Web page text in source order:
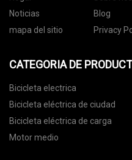
Noticias
Blog
mapa del sitio
Privacy
CATEGORIA DE
Bicicleta electrica
Bicicleta eléctrica de ciudad
Bicicleta eléctrica de carga
Motor medio